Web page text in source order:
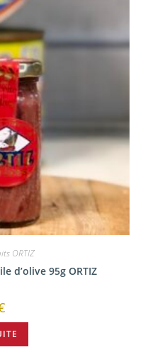
ORTIZ
d’olive 95g ORTIZ